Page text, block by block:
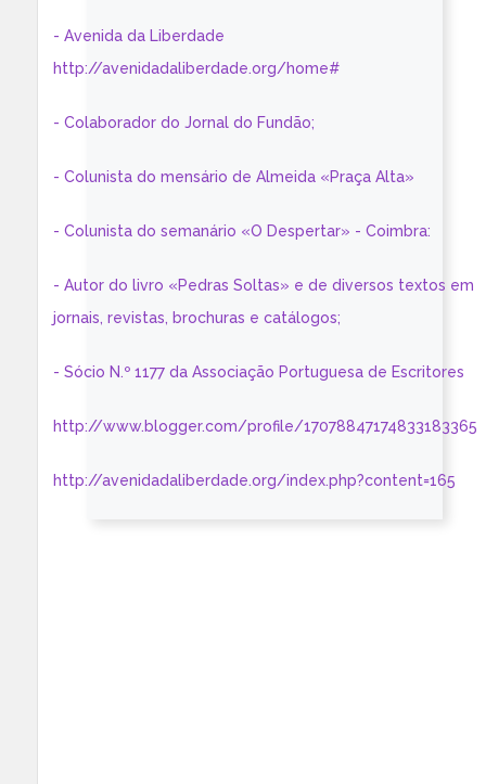
- Avenida da Liberdade
http://avenidadaliberdade.org/home#
- Colaborador do Jornal do Fundão;
- Colunista do mensário de Almeida «Praça Alta»
- Colunista do semanário «O Despertar» - Coimbra:
- Autor do livro «Pedras Soltas» e de diversos textos em
jornais, revistas, brochuras e catálogos;
- Sócio N.º 1177 da Associação Portuguesa de Escritores
http://www.blogger.com/profile/17078847174833183365
http://avenidadaliberdade.org/index.php?content=165